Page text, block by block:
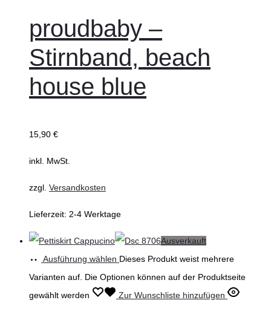
proudbaby –
Stirnband, beach
house blue
15,90 €
inkl. MwSt.
zzgl. Versandkosten
Lieferzeit: 2-4 Werktage
Ausverkauft
Ausführung wählen Dieses Produkt weist mehrere
Varianten auf. Die Optionen können auf der Produktseite
gewählt werden
Zur Wunschliste hinzufügen